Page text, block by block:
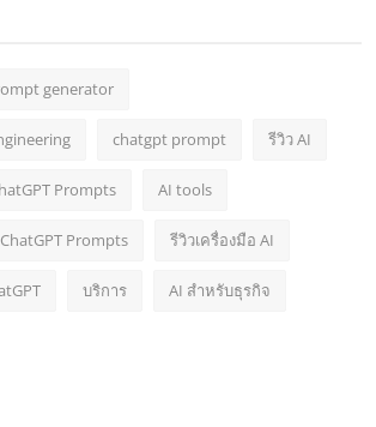
generator
chatgpt prompt รีวิว AI
Prompts AI tools
ChatGPT Prompts รีวิวเครื่องมือ AI
บริการ AI สำหรับธุรกิจ